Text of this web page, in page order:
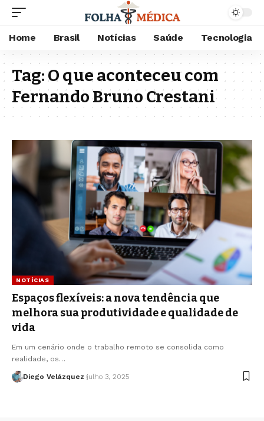
Home Brasil Notícias Saúde Tecnologia
Tag:O que aconteceu com
Fernando Bruno Crestani
NOTÍCIAS
Espaços flexíveis: a nova tendência que
melhora sua produtividade e qualidade de
vida
Em um cenário onde o trabalho remoto se consolida como
realidade, os…
Diego Velázquez julho 3, 2025